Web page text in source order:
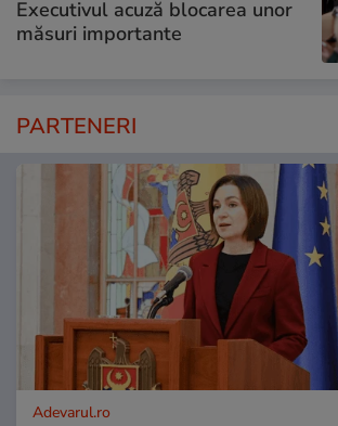
Executivul acuză blocarea unor
măsuri importante
PARTENERI
Adevarul.ro